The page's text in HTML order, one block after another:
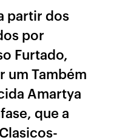
partir dos
por
Furtado,
um Também
Amartya
que a